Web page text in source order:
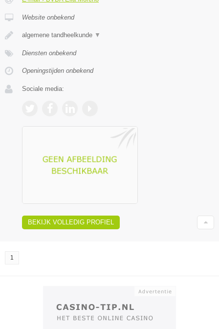
Website onbekend
algemene tandheelkunde ▼
Diensten onbekend
Openingstijden onbekend
Sociale media:
BEKIJK VOLLEDIG PROFIEL
1